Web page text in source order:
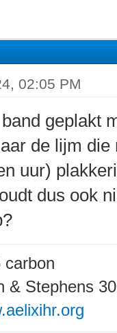
02:05 PM
geplakt
de lijm
uur)
dus ook
carbon
& Stephens